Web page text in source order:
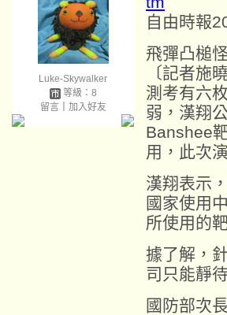
Luke-Skywalker
等級：8
留言｜ 加入好友
自由時報
飛彈凸槌
〔記者施
測考有六
弱，漢翔
Banshee
用，此次
漢翔表示
國家使用
所使用的
據了解，
司只能靜
國防部次